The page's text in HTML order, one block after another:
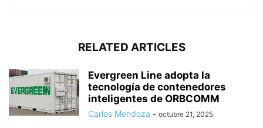
RELATED ARTICLES
Evergreen Line adopta la
tecnología de contenedores
inteligentes de ORBCOMM
Carlos Mendoza - octubre 21, 2025